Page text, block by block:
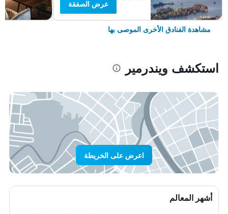
عرض الصفقة
مشاهدة الفنادق الأخرى الموصى بها
استكشف ويندرمير
اعرض على الخريطة
أشهر المعالم